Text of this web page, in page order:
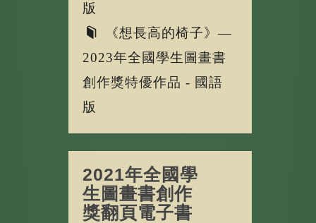
版
《想長高的椅子》—
2023年全國學生圖畫書
創作獎特優作品 - 國語
版
2021年全國學
生圖畫書創作
獎翻頁電子書